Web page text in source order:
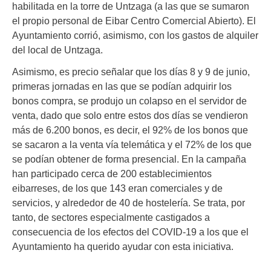
habilitada en la torre de Untzaga (a las que se sumaron
el propio personal de Eibar Centro Comercial Abierto). El
Ayuntamiento corrió, asimismo, con los gastos de alquiler
del local de Untzaga.
Asimismo, es precio señalar que los días 8 y 9 de junio,
primeras jornadas en las que se podían adquirir los
bonos compra, se produjo un colapso en el servidor de
venta, dado que solo entre estos dos días se vendieron
más de 6.200 bonos, es decir, el 92% de los bonos que
se sacaron a la venta vía telemática y el 72% de los que
se podían obtener de forma presencial. En la campaña
han participado cerca de 200 establecimientos
eibarreses, de los que 143 eran comerciales y de
servicios, y alrededor de 40 de hostelería. Se trata, por
tanto, de sectores especialmente castigados a
consecuencia de los efectos del COVID-19 a los que el
Ayuntamiento ha querido ayudar con esta iniciativa.